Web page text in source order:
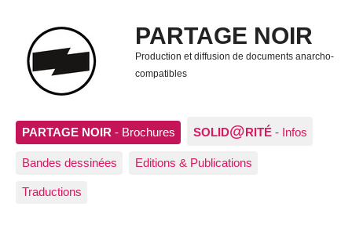
PARTAGE NOIR
Production et diffusion de documents anarcho-
compatibles
PARTAGE NOIR - Brochures SOLID@RITÉ - Infos
Bandes dessinées Editions & Publications
Traductions